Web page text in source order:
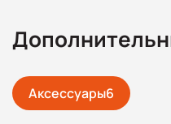
Аксессуары6